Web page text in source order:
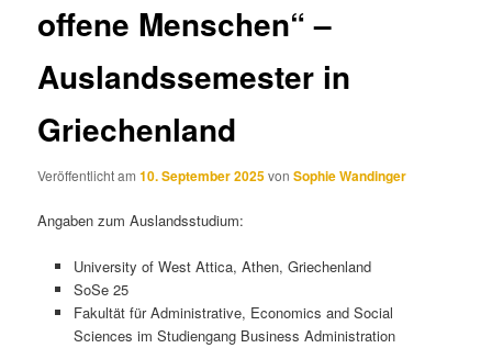
offene Menschen“ –
Auslandssemester in
Griechenland
Veröffentlicht am10. September 2025vonSophie Wandinger
Angaben zum Auslandsstudium:
University of West Attica, Athen, Griechenland
SoSe 25
Fakultät für Administrative, Economics and Social
Sciences im Studiengang Business Administration